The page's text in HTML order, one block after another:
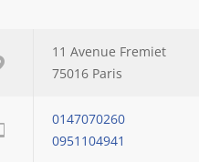
11 Avenue Fremiet
75016 Paris
0147070260
0951104941